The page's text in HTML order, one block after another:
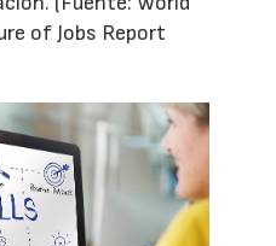
of Jobs Report